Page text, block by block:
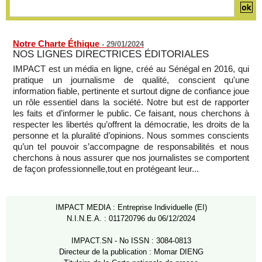
Notre Charte Éthique - 29/01/2024
NOS LIGNES DIRECTRICES ÉDITORIALES
IMPACT est un média en ligne, créé au Sénégal en 2016, qui
pratique un journalisme de qualité, conscient qu'une
information fiable, pertinente et surtout digne de confiance joue
un rôle essentiel dans la société. Notre but est de rapporter
les faits et d’informer le public. Ce faisant, nous cherchons à
respecter les libertés qu’offrent la démocratie, les droits de la
personne et la pluralité d’opinions. Nous sommes conscients
qu’un tel pouvoir s’accompagne de responsabilités et nous
cherchons à nous assurer que nos journalistes se comportent
de façon professionnelle,tout en protégeant leur...
IMPACT MEDIA : Entreprise Individuelle (EI)
N.I.N.E.A. : 011720796 du 06/12/2024
IMPACT.SN - No ISSN : 3084-0813
Directeur de la publication : Momar DIENG